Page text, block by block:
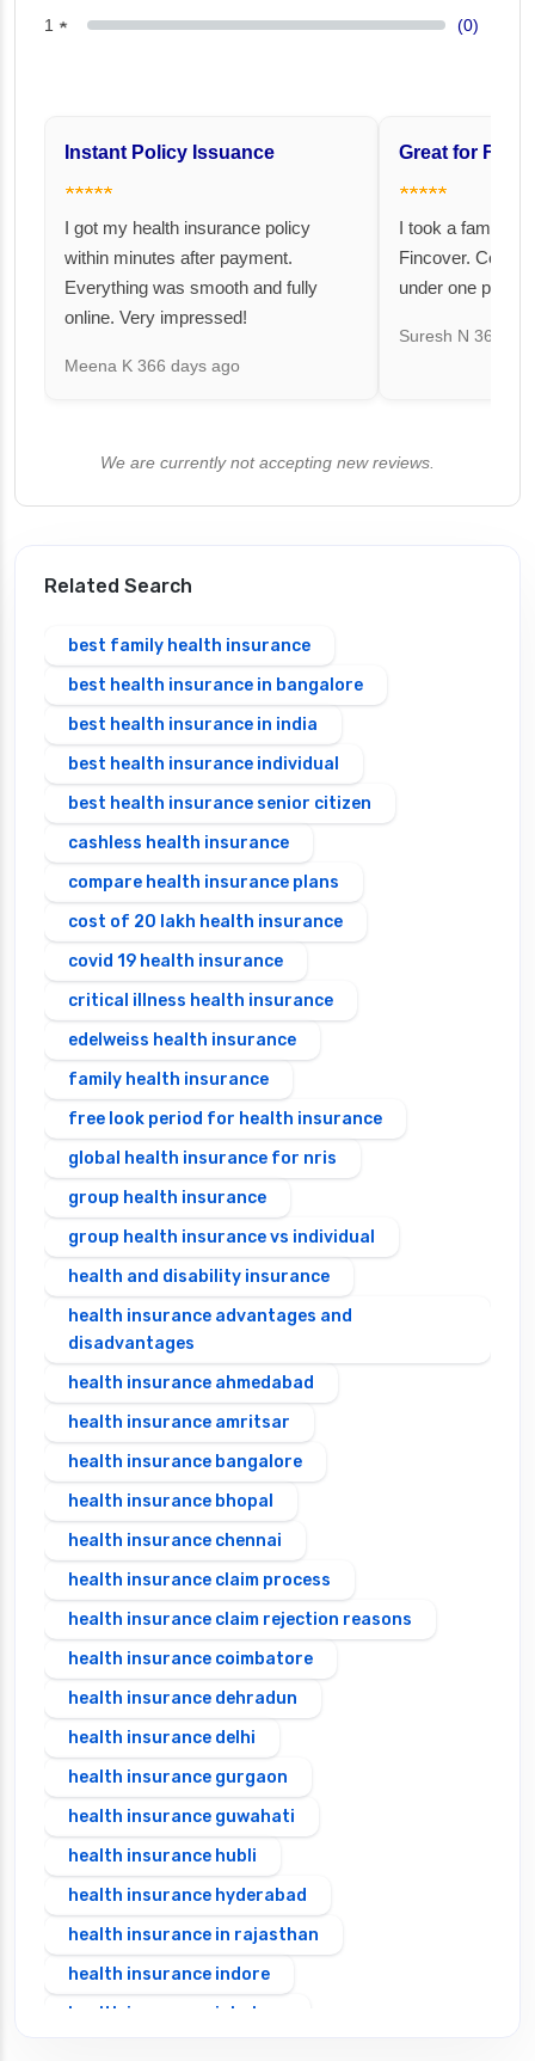
1 ★
(0)
Instant Policy Issuance
★★★★★
I got my health insurance policy
within minutes after payment.
Everything was smooth and fully
online. Very impressed!
Meena K 366 days ago
Great for
★★★★★
I took a family
Fincover.
under one
Suresh N 367
We are currently not accepting new reviews.
Related Search
best family health insurance
best health insurance in bangalore
best health insurance in india
best health insurance individual
best health insurance senior citizen
cashless health insurance
compare health insurance plans
cost of 20 lakh health insurance
covid 19 health insurance
critical illness health insurance
edelweiss health insurance
family health insurance
free look period for health insurance
global health insurance for nris
group health insurance
group health insurance vs individual
health and disability insurance
health insurance advantages and
disadvantages
health insurance ahmedabad
health insurance amritsar
health insurance bangalore
health insurance bhopal
health insurance chennai
health insurance claim process
health insurance claim rejection reasons
health insurance coimbatore
health insurance dehradun
health insurance delhi
health insurance gurgaon
health insurance guwahati
health insurance hubli
health insurance hyderabad
health insurance in rajasthan
health insurance indore
health insurance jabalpur